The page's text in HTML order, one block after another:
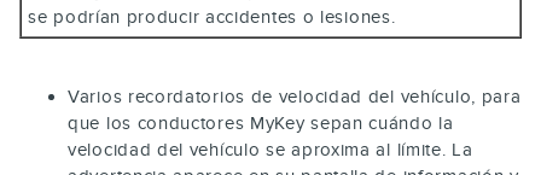
se podrían producir accidentes o lesiones.
Varios recordatorios de velocidad del vehículo, para
que los conductores MyKey sepan cuándo la
velocidad del vehículo se aproxima al límite. La